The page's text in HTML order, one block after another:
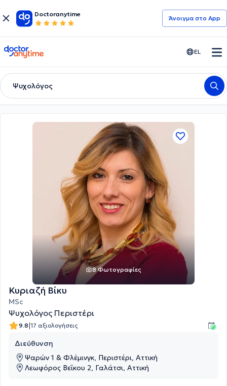
Doctoranytime
Άνοιγμα στο App
doctoranytime EL
Ψυχολόγος
8 Φωτογραφίες
Κυριαζή Βίκυ
MSc
Ψυχολόγος Περιστέρι
9.8|17 αξιολογήσεις
Διεύθυνση
Ψαρών 1 & Φλέμινγκ, Περιστέρι, Αττική
Λεωφόρος Βεΐκου 2, Γαλάτσι, Αττική